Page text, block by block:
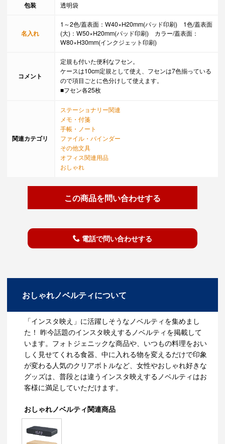
包装 透明袋
名入れ
1～2色/蓋表面：W40×H20mm(パッド印刷) 1色/蓋表面
(大)：W50×H20mm(パッド印刷) カラー/蓋表面：
W80×H30mm(インクジェット印刷)
コメント
定規も付いた便利なフセン。
ケースは10cm定規として使え、フセンは7色揃っている
ので項目ごとに色分けして使えます。
■フセン各25枚
関連カテゴリ
ステーショナリー関連
メモ・付箋
手帳・ノート
ファイル・バインダー
その他文具
オフィス関連用品
おしゃれ
この商品を問い合わせする
電話で問い合わせする
おしゃれノベルティについて
「インスタ映え」に活躍しそうなノベルティを集めまし
た！ 昨今話題のインスタ映えするノベルティを掲載して
います。フォトジェニックな商品や、いつもの料理をおい
しく見せてくれる食器、中に入れる物を変えるだけで印象
が変わる人気のクリアボトルなど、女性やおしゃれ好きな
グッズは、普段とは違うインスタ映えするノベルティはお
客様に満足していただけます。
おしゃれノベルティ関連商品